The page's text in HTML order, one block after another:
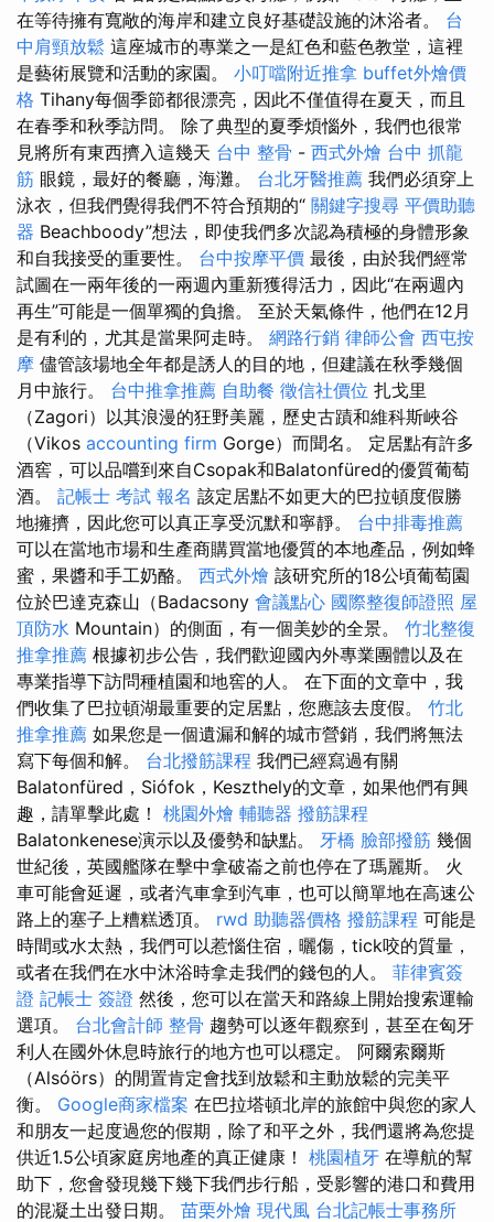
在等待擁有寬敞的海岸和建立良好基礎設施的沐浴者。 台
中肩頸放鬆 這座城市的專業之一是紅色和藍色教堂，這裡
是藝術展覽和活動的家園。 小叮噹附近推拿 buffet外燴價
格 Tihany每個季節都很漂亮，因此不僅值得在夏天，而且
在春季和秋季訪問。 除了典型的夏季煩惱外，我們也很常
見將所有東西擠入這幾天 台中 整骨 - 西式外燴 台中 抓龍
筋 眼鏡，最好的餐廳，海灘。 台北牙醫推薦 我們必須穿上
泳衣，但我們覺得我們不符合預期的“ 關鍵字搜尋 平價助聽
器 Beachboody”想法，即使我們多次認為積極的身體形象
和自我接受的重要性。 台中按摩平價 最後，由於我們經常
試圖在一兩年後的一兩週內重新獲得活力，因此“在兩週內
再生”可能是一個單獨的負擔。 至於天氣條件，他們在12月
是有利的，尤其是當果阿走時。 網路行銷 律師公會 西屯按
摩 儘管該場地全年都是誘人的目的地，但建議在秋季幾個
月中旅行。 台中推拿推薦 自助餐 徵信社價位 扎戈里
（Zagori）以其浪漫的狂野美麗，歷史古蹟和維科斯峽谷
（Vikos accounting firm Gorge）而聞名。 定居點有許多
酒窖，可以品嚐到來自Csopak和Balatonfüred的優質葡萄
酒。 記帳士 考試 報名 該定居點不如更大的巴拉頓度假勝
地擁擠，因​​此您可以真正享受沉默和寧靜。 台中排毒推薦
可以在當地市場和生產商購買當地優質的本地產品，例如蜂
蜜，果醬和手工奶酪。 西式外燴 該研究所的18公頃葡萄園
位於巴達克森山（Badacsony 會議點心 國際整復師證照 屋
頂防水 Mountain）的側面，有一個美妙的全景。 竹北整復
推拿推薦 根據初步公告，我們歡迎國內外專業團體以及在
專業指導下訪問種植園和地窖的人。 在下面的文章中，我
們收集了巴拉頓湖最重要的定居點，您應該去度假。 竹北
推拿推薦 如果您是一個遺漏和解的城市營銷，我們將無法
寫下每個和解。 台北撥筋課程 我們已經寫過有關
Balatonfüred，Siófok，Keszthely的文章，如果他們有興
趣，請單擊此處！ 桃園外燴 輔聽器 撥筋課程
Balatonkenese演示以及優勢和缺點。 牙橋 臉部撥筋 幾個
世紀後，英國艦隊在擊中拿破崙之前也停在了瑪麗斯。 火
車可能會延遲，或者汽車拿到汽車，也可以簡單地在高速公
路上的塞子上糟糕透頂。 rwd 助聽器價格 撥筋課程 可能是
時間或水太熱，我們可以惹惱住宿，曬傷，tick咬的質量，
或者在我們在水中沐浴時拿走我們的錢包的人。 菲律賓簽
證 記帳士 簽證 然後，您可以在當天和路線上開始搜索運輸
選項。 台北會計師 整骨 趨勢可以逐年觀察到，甚至在匈牙
利人在國外休息時旅行的地方也可以穩定。 阿爾索爾斯
（Alsóörs）的閒置肯定會找到放鬆和主動放鬆的完美平
衡。 Google商家檔案 在巴拉塔頓北岸的旅館中與您的家人
和朋友一起度過您的假期，除了和平之外，我們還將為您提
供近1.5公頃家庭房地產的真正健康！ 桃園植牙 在導航的幫
助下，您會發現幾下幾下我們步行船，受影響的港口和費用
的混凝土出發日期。 苗栗外燴 現代風 台北記帳士事務所